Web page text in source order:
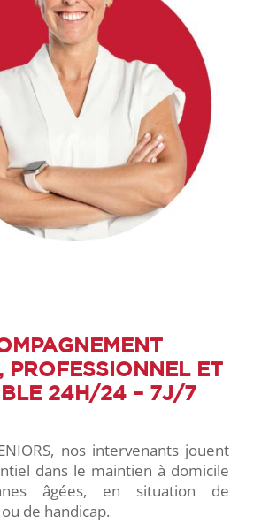
PROFESSIONNEL ET
24H/24 – 7J/7
nos intervenants jouent
dans le maintien à domicile
âgées, en situation de
de handicap.